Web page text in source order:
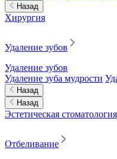
Назад
Хирургия
Удаление зубов
Удаление зубов
Удаление зуба мудрости
Назад
Назад
Эстетическая стоматология
Отбеливание